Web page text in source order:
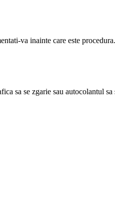
va inainte care este procedura.
sa se zgarie sau autocolantul